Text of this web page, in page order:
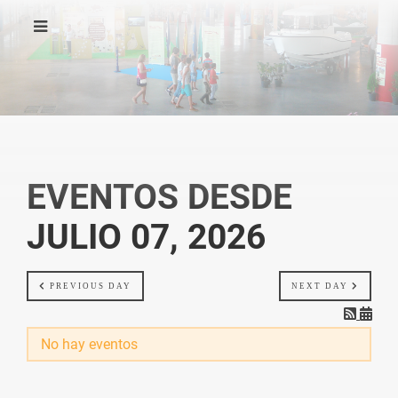
EVENTOS DESDE
JULIO 07, 2026
PREVIOUS DAY NEXT DAY
No hay eventos